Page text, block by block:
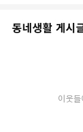
동네생활 게시
이웃